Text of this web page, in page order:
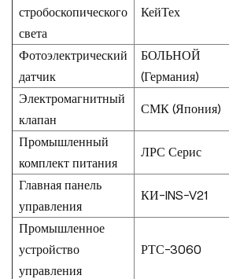
стробоскопического
света
КейТех
Фотоэлектрический
датчик
БОЛЬНОЙ
(Германия)
Электромагнитный
клапан
СМК (Япония)
Промышленный
комплект питания
ЛРС Серис
Главная панель
управления
КИ-INS-V21
Промышленное
устройство
управления
РТС-3060